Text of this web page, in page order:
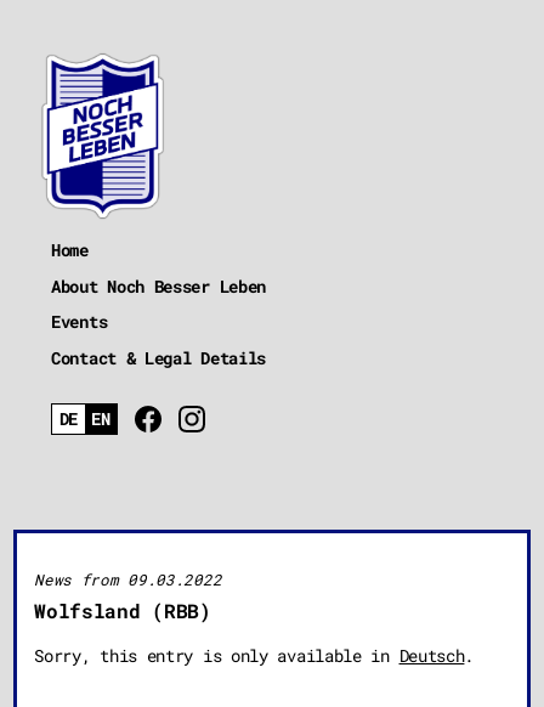
Home
About Noch Besser Leben
Events
Contact & Legal Details
News from 09.03.2022
Wolfsland (RBB)
Sorry, this entry is only available in Deutsch.